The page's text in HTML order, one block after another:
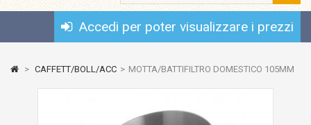
Accedi per poter visualizzare i prezzi
> CAFFETT/BOLL/ACC > MOTTA/BATTIFILTRO DOMESTICO 105MM